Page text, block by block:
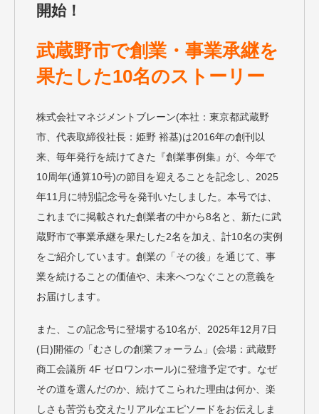
開始！
武蔵野市で創業・事業承継を
果たした10名のストーリー
株式会社マネジメントブレーン(本社：東京都武蔵野
市、代表取締役社長：姫野 裕基)は2016年の創刊以
来、毎年発行を続けてきた『創業事例集』が、今年で
10周年(通算10号)の節目を迎えることを記念し、2025
年11月に特別記念号を発刊いたしました。本号では、
これまでに掲載された創業者の中から8名と、新たに武
蔵野市で事業承継を果たした2名を加え、計10名の実例
をご紹介しています。創業の「その後」を通じて、事
業を続けることの価値や、未来へつなぐことの意義を
お届けします。
また、この記念号に登場する10名が、2025年12月7日
(日)開催の「むさしの創業フォーラム」(会場：武蔵野
商工会議所 4F ゼロワンホール)に登壇予定です。なぜ
その道を選んだのか、続けてこられた理由は何か、楽
しさも苦労も交えたリアルなエピソードをお伝えしま